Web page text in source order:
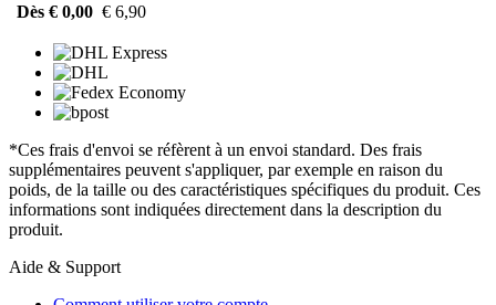
Dès € 0,00 € 6,90
*Ces frais d'envoi se réfèrent à un envoi standard. Des frais
supplémentaires peuvent s'appliquer, par exemple en raison du
poids, de la taille ou des caractéristiques spécifiques du produit. Ces
informations sont indiquées directement dans la description du
produit.
Aide & Support